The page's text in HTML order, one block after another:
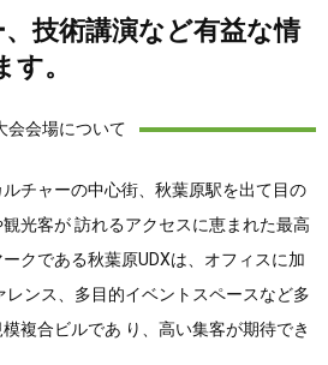
技術講演など有益な情
。
会会場について
チャーの中心街、秋葉原駅を出て目の
光客が 訪れるアクセスに恵まれた最高
クである秋葉原UDXは、オフィスに加
レンス、多目的イベントスペースなど多
複合ビルであ り、高い集客が期待でき